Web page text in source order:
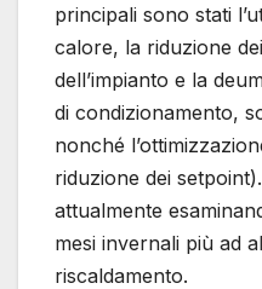
principali sono stati
calore, la riduzione
dell’impianto e la
di condizionamento,
nonché
riduzione dei
attualmente
mesi invernali più ad
riscaldamento.